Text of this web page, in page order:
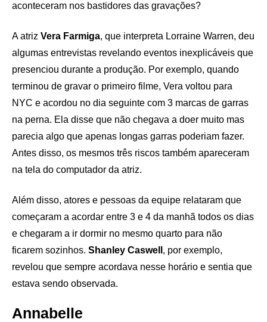
aconteceram nos bastidores das gravações?
A atriz Vera Farmiga, que interpreta Lorraine Warren, deu
algumas entrevistas revelando eventos inexplicáveis que
presenciou durante a produção. Por exemplo, quando
terminou de gravar o primeiro filme, Vera voltou para
NYC e acordou no dia seguinte com 3 marcas de garras
na perna. Ela disse que não chegava a doer muito mas
parecia algo que apenas longas garras poderiam fazer.
Antes disso, os mesmos três riscos também apareceram
na tela do computador da atriz.
Além disso, atores e pessoas da equipe relataram que
começaram a acordar entre 3 e 4 da manhã todos os dias
e chegaram a ir dormir no mesmo quarto para não
ficarem sozinhos. Shanley Caswell , por exemplo,
revelou que sempre acordava nesse horário e sentia que
estava sendo observada.
Annabelle